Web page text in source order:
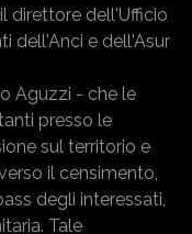
direttore dell'Ufficio
dell'Anci e dell'Asur
Aguzzi - che le
presso le
sul territorio e
il censimento,
degli interessati,
Tale